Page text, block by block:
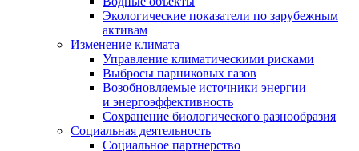
Экологические показатели по зарубежным
активам
Изменение климата
Управление климатическими рисками
Выбросы парниковых газов
Возобновляемые источники энергии
и энергоэффективность
Сохранение биологического разнообразия
Социальная деятельность
Социальное партнерство